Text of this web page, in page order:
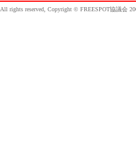
All rights reserved, Copyright © FREESPOT協議会